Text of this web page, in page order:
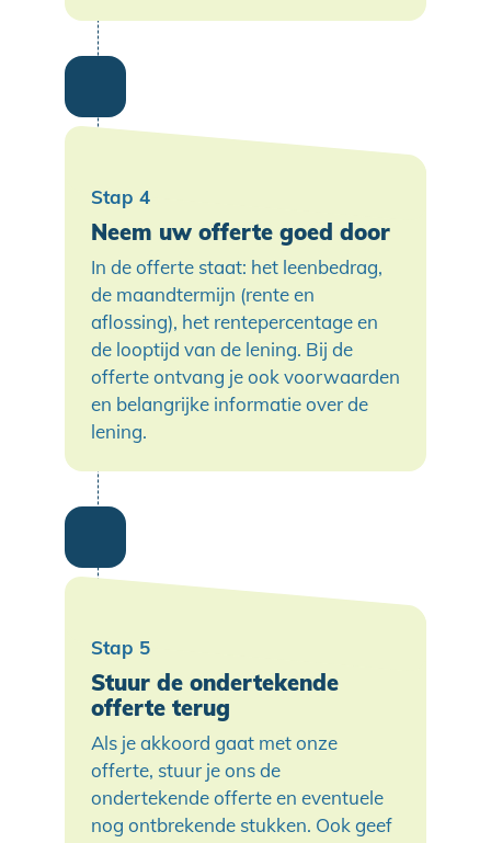
Neem uw offerte goed door
In de offerte staat: het leenbedrag,
de maandtermijn (rente en
aflossing), het rentepercentage en
de looptijd van de lening. Bij de
offerte ontvang je ook voorwaarden
en belangrijke informatie over de
lening.
Stuur de ondertekende
offerte terug
Als je akkoord gaat met onze
offerte, stuur je ons de
ondertekende offerte en eventuele
nog ontbrekende stukken. Ook geef